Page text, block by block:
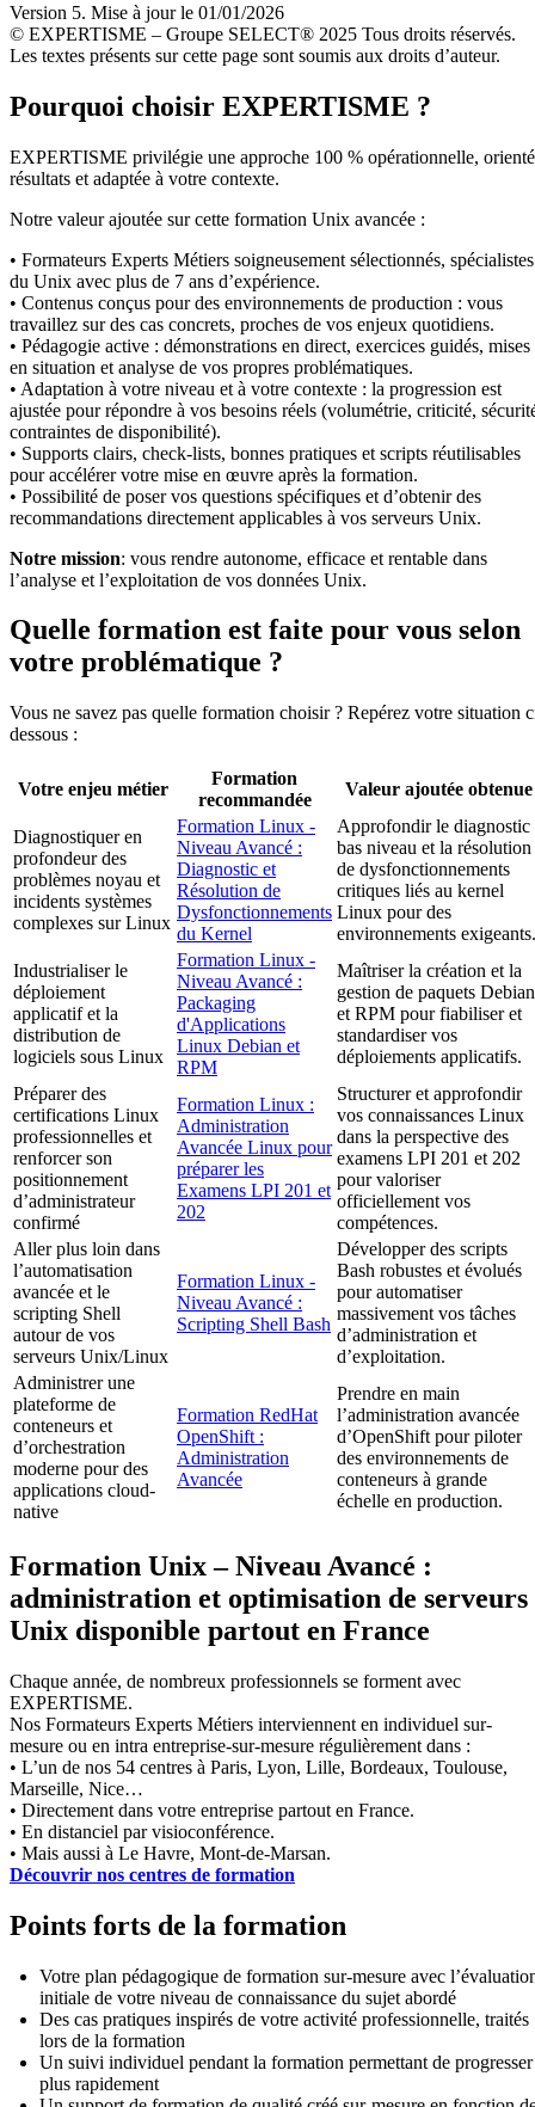
Version 5. Mise à jour le 01/01/2026
© EXPERTISME – Groupe SELECT® 2025 Tous droits réservés.
Les textes présents sur cette page sont soumis aux droits d’auteur.
Pourquoi choisir EXPERTISME ?
EXPERTISME privilégie une approche 100 % opérationnelle,
résultats et adaptée à votre contexte.
Notre valeur ajoutée sur cette formation Unix avancée :
• Formateurs Experts Métiers soigneusement sélectionnés, spécialistes
du Unix avec plus de 7 ans d’expérience.
• Contenus conçus pour des environnements de production : vous
travaillez sur des cas concrets, proches de vos enjeux quotidiens.
• Pédagogie active : démonstrations en direct, exercices guidés, mises
en situation et analyse de vos propres problématiques.
• Adaptation à votre niveau et à votre contexte : la progression est
ajustée pour répondre à vos besoins réels (volumétrie, criticité,
contraintes de disponibilité).
• Supports clairs, check-lists, bonnes pratiques et scripts réutilisables
pour accélérer votre mise en œuvre après la formation.
• Possibilité de poser vos questions spécifiques et d’obtenir des
recommandations directement applicables à vos serveurs Unix.
Notre mission: vous rendre autonome, efficace et rentable dans
l’analyse et l’exploitation de vos données Unix.
Quelle formation est faite pour vous selon
votre problématique ?
Vous ne savez pas quelle formation choisir ? Repérez votre situation
dessous :
Votre enjeu métier
Formation
recommandée
Valeur ajoutée obtenue
Diagnostiquer en
profondeur des
problèmes noyau et
incidents systèmes
complexes sur Linux
Formation Linux -
Niveau Avancé :
Diagnostic et
Résolution de
Dysfonctionnements
du Kernel
Approfondir le diagnostic
bas niveau et la résolution
de dysfonctionnements
critiques liés au kernel
Linux pour des
environnements exigeants.
Industrialiser le
déploiement
applicatif et la
distribution de
logiciels sous Linux
Formation Linux -
Niveau Avancé :
Packaging
d'Applications
Linux Debian et
RPM
Maîtriser la création et la
gestion de paquets Debian
et RPM pour fiabiliser et
standardiser vos
déploiements applicatifs.
Préparer des
certifications Linux
professionnelles et
renforcer son
positionnement
d’administrateur
confirmé
Formation Linux :
Administration
Avancée Linux pour
préparer les
Examens LPI 201 et
202
Structurer et approfondir
vos connaissances Linux
dans la perspective des
examens LPI 201 et 202
pour valoriser
officiellement vos
compétences.
Aller plus loin dans
l’automatisation
avancée et le
scripting Shell
autour de vos
serveurs Unix/Linux
Formation Linux -
Niveau Avancé :
Scripting Shell Bash
Développer des scripts
Bash robustes et évolués
pour automatiser
massivement vos tâches
d’administration et
d’exploitation.
Administrer une
plateforme de
conteneurs et
d’orchestration
moderne pour des
applications cloud-
native
Formation RedHat
OpenShift :
Administration
Avancée
Prendre en main
l’administration avancée
d’OpenShift pour piloter
des environnements de
conteneurs à grande
échelle en production.
Formation Unix – Niveau Avancé :
administration et optimisation de serveurs
Unix disponible partout en France
Chaque année, de nombreux professionnels se forment avec
EXPERTISME.
Nos Formateurs Experts Métiers interviennent en individuel sur-
mesure ou en intra entreprise-sur-mesure régulièrement dans :
• L’un de nos 54 centres à Paris, Lyon, Lille, Bordeaux, Toulouse,
Marseille, Nice…
• Directement dans votre entreprise partout en France.
• En distanciel par visioconférence.
• Mais aussi à Le Havre, Mont-de-Marsan.
Découvrir nos centres de formation
Points forts de la formation
Votre plan pédagogique de formation sur-mesure avec
initiale de votre niveau de connaissance du sujet abordé
Des cas pratiques inspirés de votre activité professionnelle, traités
lors de la formation
Un suivi individuel pendant la formation permettant de progresser
plus rapidement